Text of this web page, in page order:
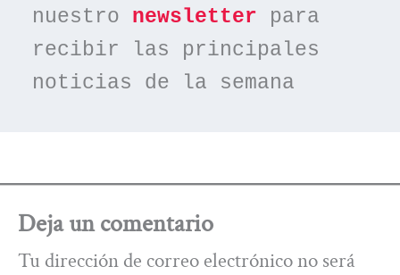
nuestro newsletter para
recibir las principales
noticias de la semana
Deja un comentario
Tu dirección de correo electrónico no será